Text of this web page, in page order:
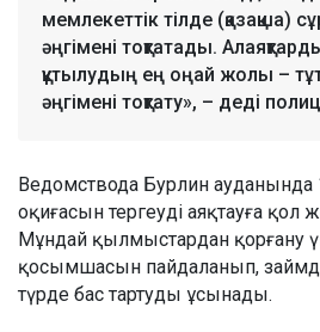
мемлекеттік тілде (қазақша)
әңгімені тоқтатады.
құтылудың ең оңай жолы –
әңгімені тоқтату», – деді
Ведомствода Бурлин ауданында
оқиғасын тергеуді аяқтауға қол
Мұндай қылмыстардан қорғану
қосымшасын пайдаланып,
түрде бас тартуды ұсынады.